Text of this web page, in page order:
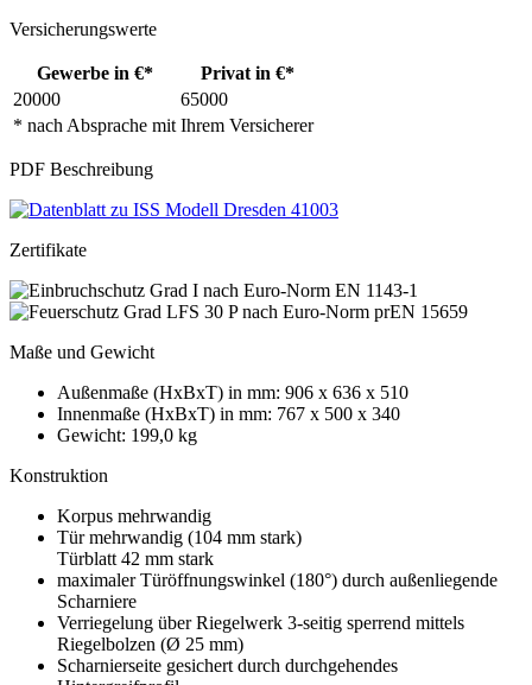
Versicherungswerte
Gewerbe in €* Privat in €*
* nach Absprache mit Ihrem Versicherer
20000 65000
PDF Beschreibung
Zertifikate
Maße und Gewicht
Außenmaße (HxBxT) in mm: 906 x 636 x 510
Innenmaße (HxBxT) in mm: 767 x 500 x 340
Gewicht: 199,0 kg
Konstruktion
Korpus mehrwandig
Tür mehrwandig (104 mm stark)
Türblatt 42 mm stark
maximaler Türöffnungswinkel (180°) durch außenliegende
Scharniere
Verriegelung über Riegelwerk 3-seitig sperrend mittels
Riegelbolzen (Ø 25 mm)
Scharnierseite gesichert durch durchgehendes